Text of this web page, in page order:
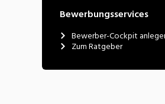
Bewerbungsservices
Bewerber-Cockpit
Zum Ratgeber